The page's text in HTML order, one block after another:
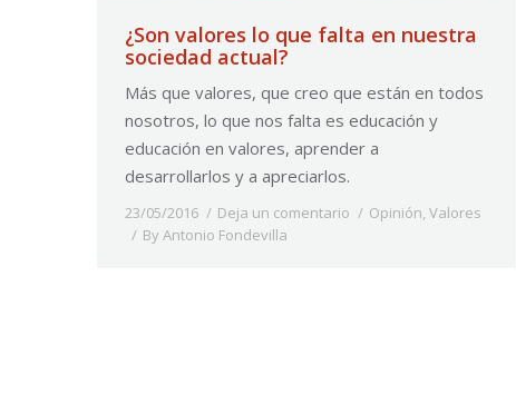
¿Son valores lo que falta en nuestra
sociedad actual?
Más que valores, que creo que están en todos
nosotros, lo que nos falta es educación y
educación en valores, aprender a
desarrollarlos y a apreciarlos.
23/05/2016 Deja un comentario Opinión, Valores
By Antonio Fondevilla